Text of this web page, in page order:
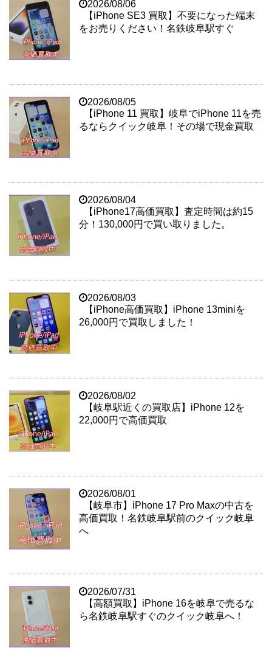
2026/08/06
【iPhone SE3 買取】不要になった端末
をお売りください！名鉄岐阜駅すぐ
2026/08/05
【iPhone 11 買取】岐阜でiPhone 11を売
るならクイック岐阜！その場で現金買取
2026/08/04
【iPhone17高価買取】査定時間は約15
分！130,000円で買い取りました。
2026/08/03
【iPhone高価買取】iPhone 13miniを
26,000円で買取しました！
2026/08/02
【岐阜駅近くの買取店】iPhone 12を
22,000円で高価買取
2026/08/01
【岐阜市】iPhone 17 Pro Maxの中古を
高価買取！名鉄岐阜駅前のクイック岐阜
へ
2026/07/31
【高額買取】iPhone 16を岐阜で売るな
ら名鉄岐阜駅すぐのクイック岐阜へ！